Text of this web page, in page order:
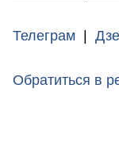
Телеграм |
Обратиться в